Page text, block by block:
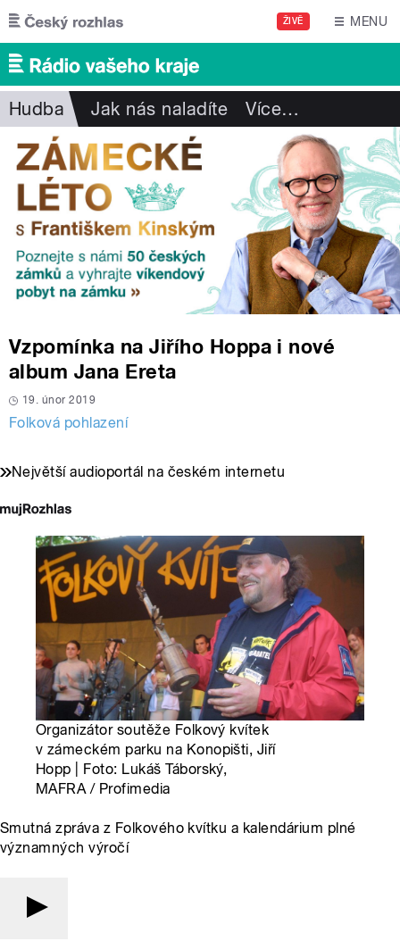
Přejít k hlavnímu obsahu
ŽIVĚ MENU
Hudba Jak nás naladíte Více…
Vzpomínka na Jiřího Hoppa i nové
album Jana Ereta
19. únor 2019
Folková pohlazení
Největší audioportál na českém internetu
Organizátor soutěže Folkový kvítek
v zámeckém parku na Konopišti, Jiří
Hopp | Foto: Lukáš Táborský,
MAFRA / Profimedia
Smutná zpráva z Folkového kvítku a kalendárium plné
významných výročí